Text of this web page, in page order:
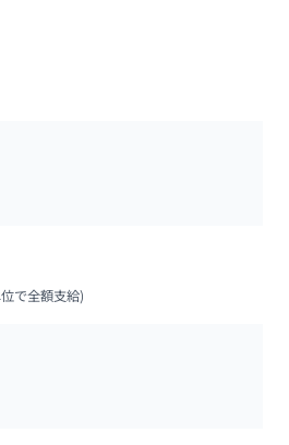
で全額支給)